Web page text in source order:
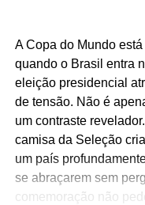
A Copa do Mundo
quando o Brasil entra
eleição presidencial
de tensão. Não é
um contraste
camisa da Seleção
um país
se abraçarem sem
comemoração não